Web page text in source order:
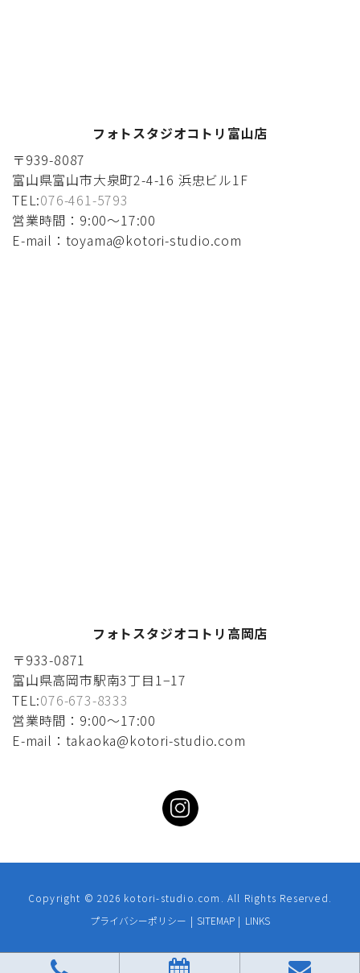
フォトスタジオコトリ富山店
〒939-8087
富山県富山市大泉町2-4-16 浜忠ビル1F
TEL:076-461-5793
営業時間：9:00〜17:00
E-mail：toyama@kotori-studio.com
フォトスタジオコトリ高岡店
〒933-0871
富山県高岡市駅南3丁目1−17
TEL:076-673-8333
営業時間：9:00〜17:00
E-mail：takaoka@kotori-studio.com
Copyright ©2026 kotori-studio.com. All Rights Reserved.
プライバシーポリシー | SITEMAP | LINKS